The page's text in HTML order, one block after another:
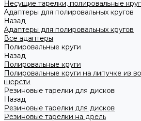
Несущие тарелки, полировальные
Адаптеры для полировальных кругов
Назад
Адаптеры для полировальных кругов
Все адаптеры
Полировальные круги
Назад
Полировальные круги
Полировальные круги на липучке из
шерсти
Резиновые тарелки для дисков
Назад
Резиновые тарелки для дисков
Резиновые тарелки на дрель